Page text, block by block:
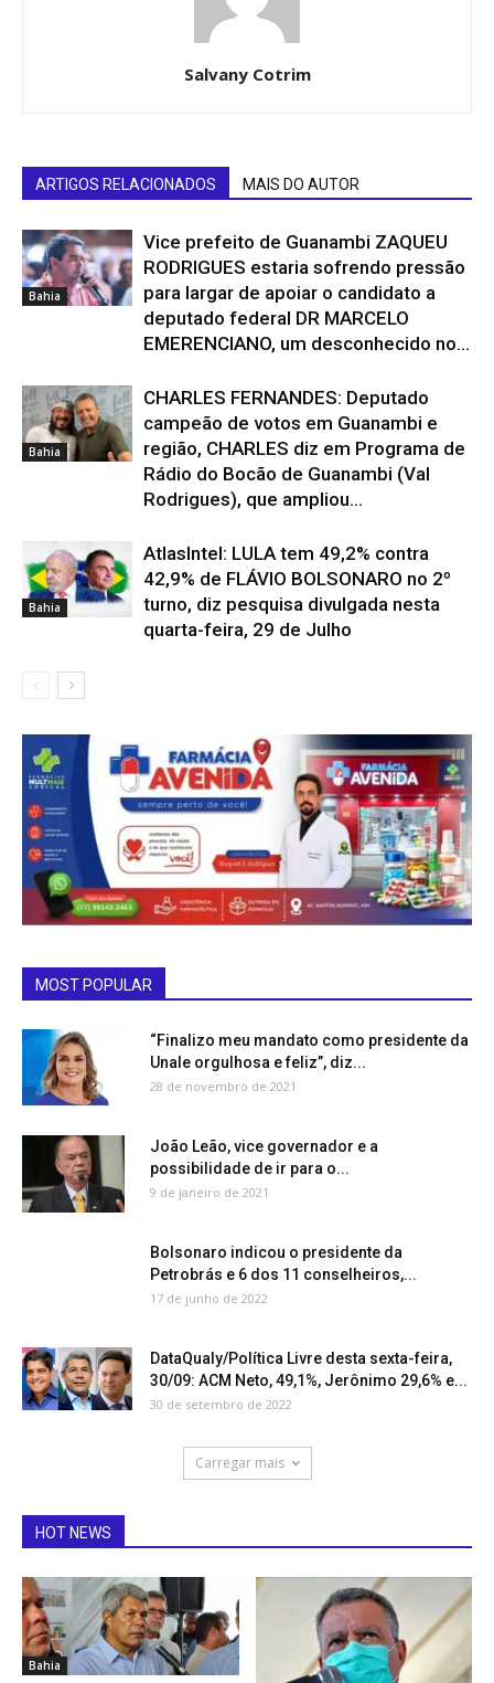
Salvany Cotrim
ARTIGOS RELACIONADOS MAIS DO AUTOR
Bahia
Vice prefeito de Guanambi ZAQUEU
RODRIGUES estaria sofrendo pressão
para largar de apoiar o candidato a
deputado federal DR MARCELO
EMERENCIANO, um desconhecido no...
Bahia
CHARLES FERNANDES: Deputado
campeão de votos em Guanambi e
região, CHARLES diz em Programa de
Rádio do Bocão de Guanambi (Val
Rodrigues), que ampliou...
Bahia
AtlasIntel: LULA tem 49,2% contra
42,9% de FLÁVIO BOLSONARO no 2º
turno, diz pesquisa divulgada nesta
quarta-feira, 29 de Julho
MOST POPULAR
“Finalizo meu mandato como presidente da
Unale orgulhosa e feliz”, diz...
28 de novembro de 2021
João Leão, vice governador e a
possibilidade de ir para o...
9 de janeiro de 2021
Bolsonaro indicou o presidente da
Petrobrás e 6 dos 11 conselheiros,...
17 de junho de 2022
DataQualy/Política Livre desta sexta-feira,
30/09: ACM Neto, 49,1%, Jerônimo 29,6% e...
30 de setembro de 2022
Carregar mais
HOT NEWS
Bahia